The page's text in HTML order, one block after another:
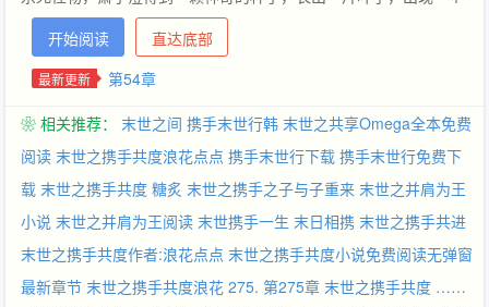
空间， 种子虽然神奇，萧子澄通常情况下无法使用元力，末世人情
冷暖，最考验的是人心，且看爱人秦朗如何护着萧子澄闯荡末
世…… 本文主攻，小受携手爱人勇闯末世，攻受互宠
开始阅读 直达底部
最新更新 第54章
❀ 相关推荐： 末世之间 携手末世行韩 末世之共享Omega全本免费
阅读 末世之携手共度浪花点点 携手末世行下载 携手末世行免费下
载 末世之携手共度 糖炙 末世之携手之子与子重来 末世之并肩为王
小说 末世之并肩为王阅读 末世携手一生 末日相携 末世之携手共进
末世之携手共度作者:浪花点点 末世之携手共度小说免费阅读无弹窗
最新章节 末世之携手共度浪花 275. 第275章 末世之携手共度 ……